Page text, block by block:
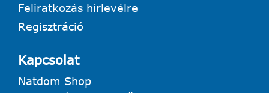
Feliratkozás hírlevélre
Regisztráció
Kapcsolat
Natdom Shop